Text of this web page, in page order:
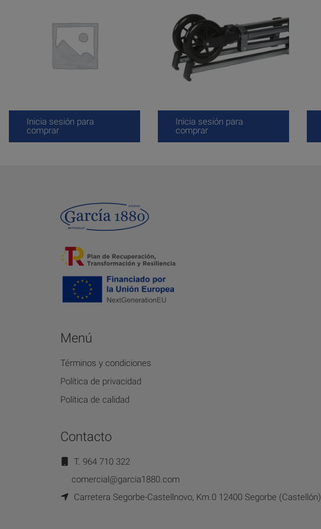
Inicia sesión para
comprar
Inicia sesión para
comprar
Menú
Términos y condiciones
Política de privacidad
Política de calidad
Contacto
T. 964 710 322
comercial@garcia1880.com
Carretera Segorbe-Castellnovo, Km.0 12400 Segorbe (Castellón)